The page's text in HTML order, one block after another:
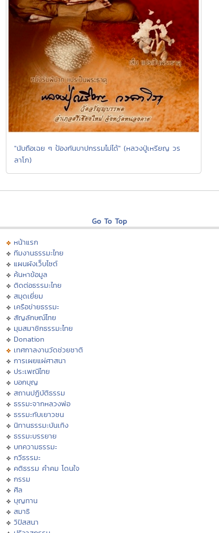
"นับถือเฉย ๆ ป้องกันบาปกรรมไม่ได้" (หลวงปู่เหรียญ วร
ลาโภ)
Go To Top
หน้าแรก
ทีมงานธรรมะไทย
แผนผังเว็บไซต์
ค้นหาข้อมูล
ติดต่อธรรมะไทย
สมุดเยี่ยม
เครือข่ายธรรมะ
สัญลักษณ์ไทย
มุมสมาชิกธรรมะไทย
Donation
เทศกาลงานวัดช่วยชาติ
การเผยแผ่ศาสนา
ประเพณีไทย
บอกบุญ
สถานปฏิบัติธรรม
ธรรมะจากหลวงพ่อ
ธรรมะกับเยาวชน
นิทานธรรมะบันเทิง
ธรรมะบรรยาย
บทความธรรมะ
กวีธรรมะ
คติธรรม คำคม โดนใจ
กรรม
ศีล
บุญทาน
สมาธิ
วิปัสสนา